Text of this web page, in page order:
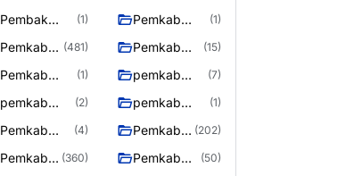
Pembak
Murung raya
(1)
Pemkab
(1)
Pemkab
Utara
(481)
Pemkab
(15)
Pemkab
(1)
pemkab
(7)
pemkab
(2)
pemkab
Raya
(1)
Pemkab
murung raya
(4)
Pemkab
raya
(202)
Pemkab
(360)
Pemkab
(50)